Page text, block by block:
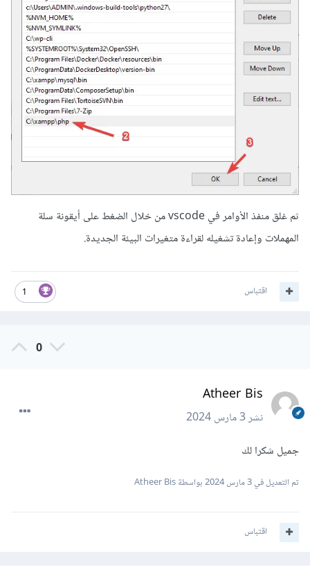
ثم غلق منفذ الأوامر في vscode من خلال الضغط على أيقونة سلة
المهملات وإعادة تشغيله لقراءة متغيرات البيئة الجديدة.
1 اقتباس
0
Atheer Bis
نشر3 مارس 2024
جميل شكرا لك
تم التعديل في3 مارس 2024 بواسطة Atheer Bis
اقتباس